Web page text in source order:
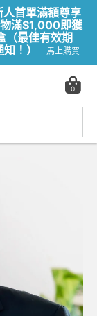
首單滿額尊享
滿$1,000即獲
（最佳有效期
！）
馬上購買
0